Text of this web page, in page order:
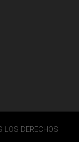
LOS DERECHOS